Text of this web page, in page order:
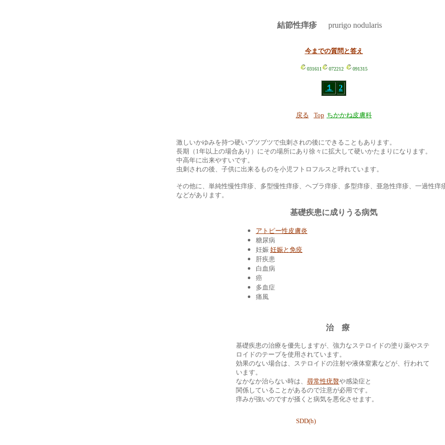
結節性痒疹 prurigo nodularis
今までの質問と答え
031611 072212 091315
１ 2
戻る Top ちかかね皮膚科
激しいかゆみを持つ硬いブツブツで虫刺されの後にできることもあります。
長期（1年以上の場合あり）にその場所にあり徐々に拡大して硬いかたまりになります。
中高年に出来やすいです。
虫刺されの後、子供に出来るものを小児フトロフルスと呼れています。
その他に、単純性慢性痒疹、多型慢性痒疹、ヘブラ痒疹、多型痒疹、亜急性痒疹、一過性痒
などがあります。
基礎疾患に成りうる病気
アトピー性皮膚炎
糖尿病
妊娠 妊娠と免疫
肝疾患
白血病
癌
多血症
痛風
治 療
基礎疾患の治療を優先しますが、強力なステロイドの塗り薬やステ
ロイドのテープを使用されています。
効果のない場合は、ステロイドの注射や液体窒素などが、行われて
います。
なかなか治らない時は、 尋常性疣贅や感染症と
関係していることがあるので注意が必用です。
痒みが強いのですが掻くと病気を悪化させます。
SDD(h)